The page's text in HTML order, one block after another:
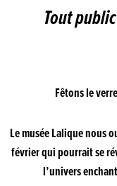
Tout
Fêtons le
Le musée Lalique nous
février qui pourrait se
l’univers